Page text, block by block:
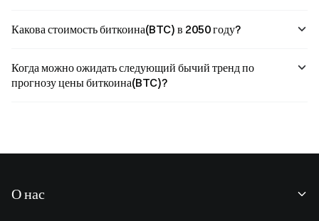
Какова стоимость биткоина(BTC) в 2050 году?
Когда можно ожидать следующий бычий тренд по
прогнозу цены биткоина(BTC)?
О нас